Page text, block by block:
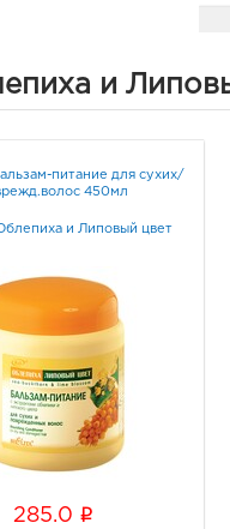
и
питание для сухих/
450мл
и Липовый цвет
285.0 i